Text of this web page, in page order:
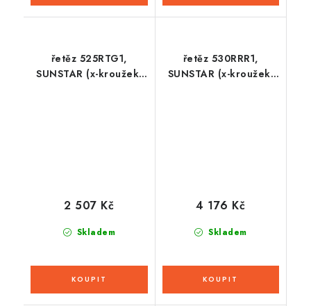
řetěz 525RTG1,
SUNSTAR (x-kroužek,
Skladem
2 507 Kč
řetěz 530RRR1,
SUNSTAR (x-kroužek,
Skladem
4 176 Kč